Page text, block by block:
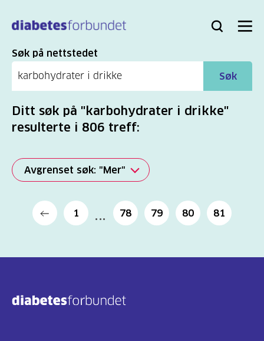
hovedinnhold
Bli
Logg
Søk Meny
Søk
Søk på nettstedet
Søk
Ditt søk på "karbohydrater i drikke"
resulterte i 806 treff:
Avgrenset søk: "Mer"
Alle
(2277)
(806)
og
1 78 79 80 81